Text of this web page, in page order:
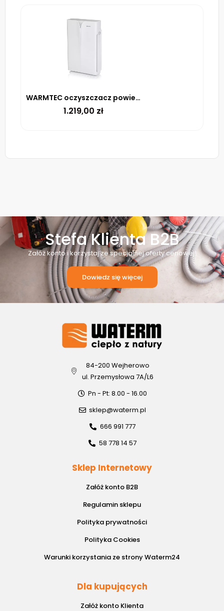
WARMTEC oczyszczacz powietrza AP Neo z Wi-Fi
1.219,00 zł
Stefa Klienta B2B
Załóż konto i korzystaj ze specjalnej oferty cenowej!
Dowiedz się więcej
84-200 Wejherowo
ul. Przemysłowa 7A/L6
Pn - Pt: 8.00 - 16.00
sklep@waterm.pl
666 991 777
58 778 14 57
Sklep Internetowy
Załóż konto B2B
Regulamin sklepu
Polityka prywatności
Polityka Cookies
Warunki korzystania ze strony Waterm24
Dla kupujących
Załóż konto Klienta